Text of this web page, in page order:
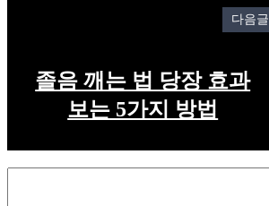
다음글
졸음 깨는 법 당장 효과
보는 5가지 방법